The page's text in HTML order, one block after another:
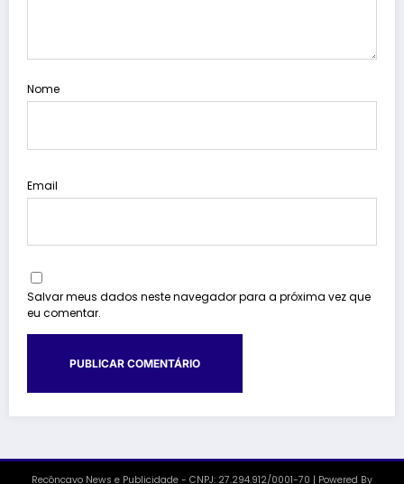
Nome
Email
Salvar meus dados neste navegador para a próxima vez que
eu comentar.
Recôncavo News e Publicidade - CNPJ: 27.294.912/0001-70 | Powered By